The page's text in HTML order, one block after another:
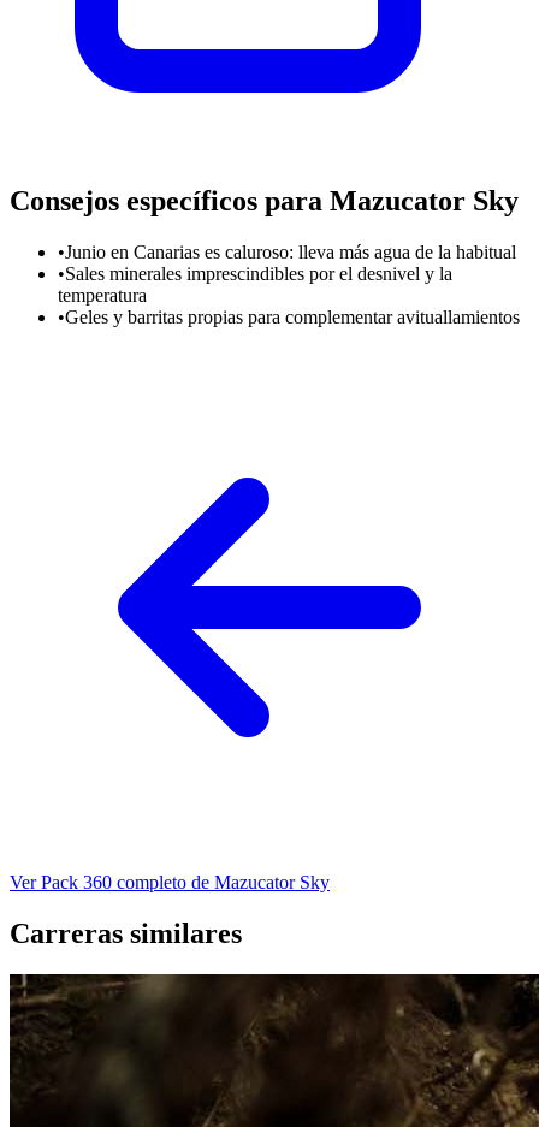
Consejos específicos para Mazucator Sky
•Junio en Canarias es caluroso: lleva más agua de la habitual
•Sales minerales imprescindibles por el desnivel y la
temperatura
•Geles y barritas propias para complementar avituallamientos
Ver Pack 360 completo de Mazucator Sky
Carreras similares